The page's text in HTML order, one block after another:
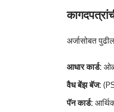
अर्जासोबत
आधार कार्ड:
वैध बेंझ बॅज:
पॅन कार्ड: